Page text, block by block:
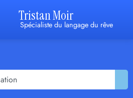
Tristan Moir
Spécialiste du langage du rêve